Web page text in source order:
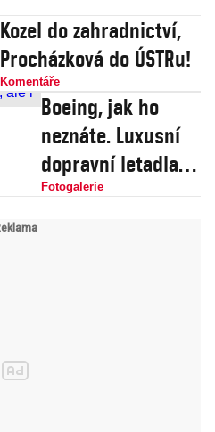
Lety mezi
Berlínem a
Prahou jsou
zrušeny
Kozel do zahradnictví,
Procházková do ÚSTRu!
Komentáře
Boeing, jak ho
neznáte. Luxusní
dopravní letadla,
ale i výkonné
Fotogalerie